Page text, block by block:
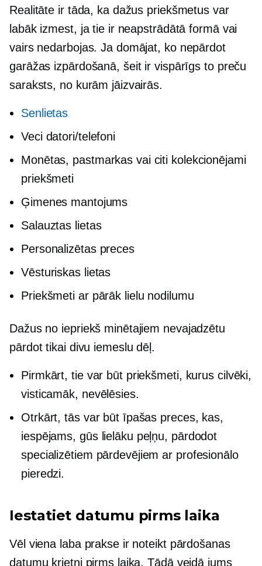
Realitāte ir tāda, ka dažus priekšmetus var
labāk izmest, ja tie ir neapstrādātā formā vai
vairs nedarbojas. Ja domājat, ko nepārdot
garāžas izpārdošanā, šeit ir vispārīgs to preču
saraksts, no kurām jāizvairās.
Senlietas
Veci datori/telefoni
Monētas, pastmarkas vai citi kolekcionējami
priekšmeti
Ģimenes mantojums
Salauztas lietas
Personalizētas preces
Vēsturiskas lietas
Priekšmeti ar pārāk lielu nodilumu
Dažus no iepriekš minētajiem nevajadzētu
pārdot tikai divu iemeslu dēļ.
Pirmkārt, tie var būt priekšmeti, kurus cilvēki,
visticamāk, nevēlēsies.
Otrkārt, tās var būt īpašas preces, kas,
iespējams, gūs lielāku peļņu, pārdodot
specializētiem pārdevējiem ar profesionālo
pieredzi.
Iestatiet datumu pirms laika
Vēl viena laba prakse ir noteikt pārdošanas
datumu krietni pirms laika. Tādā veidā jums